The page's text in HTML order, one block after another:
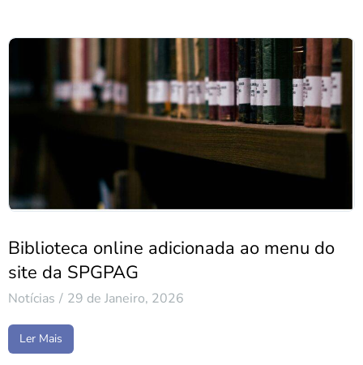
Biblioteca online adicionada ao menu do
site da SPGPAG
Notícias 29 de Janeiro, 2026
Ler Mais